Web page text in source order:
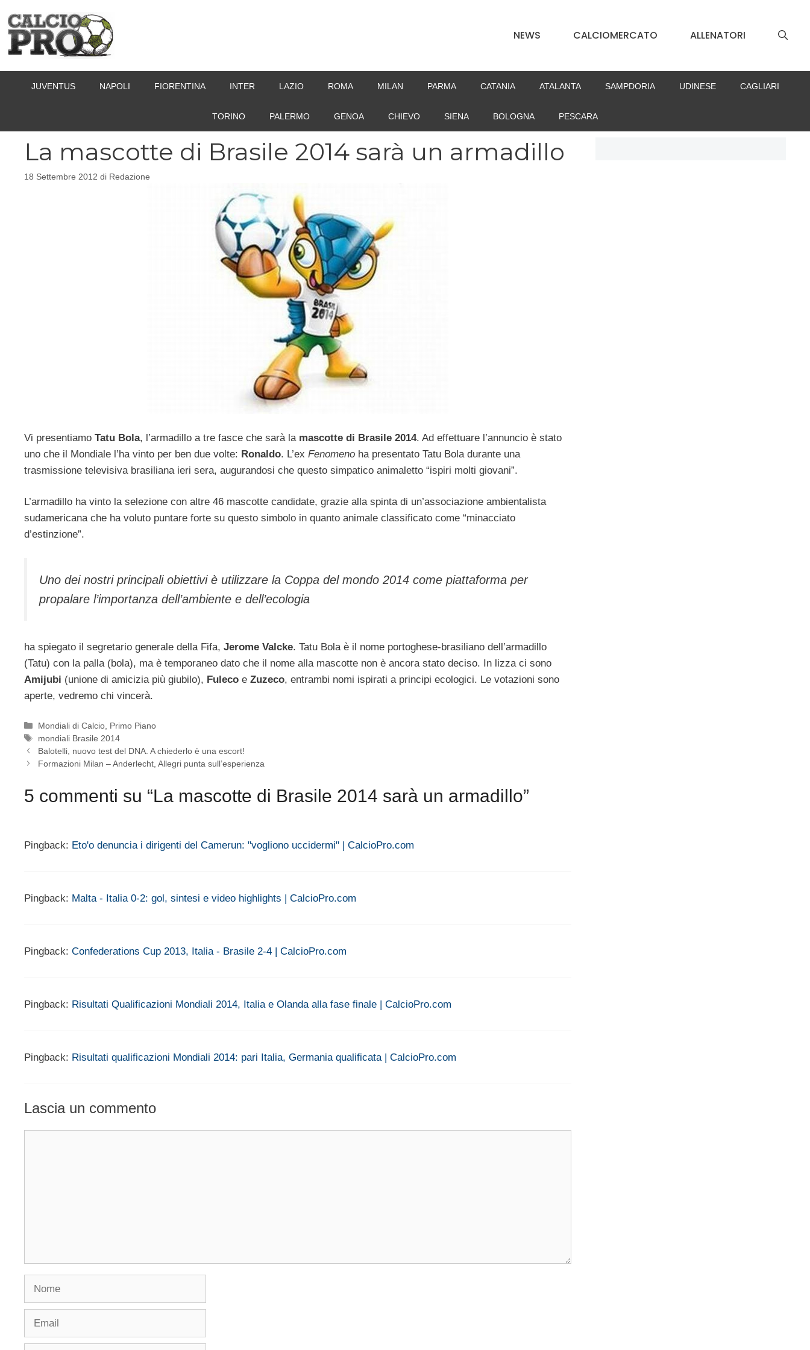
contenuto
NEWS CALCIOMERCATO ALLENATORI
JUVENTUS NAPOLI FIORENTINA INTER LAZIO ROMA MILAN PARMA CATANIA ATALANTA SAMPDORIA UDINESE CAGLIARI
TORINO PALERMO GENOA CHIEVO SIENA BOLOGNA PESCARA
La mascotte di Brasile 2014 sarà un armadillo
18 Settembre 2012 di Redazione
Vi presentiamo Tatu Bola, l’armadillo a tre fasce che sarà la mascotte di Brasile 2014. Ad effettuare l’annuncio è stato
uno che il Mondiale l’ha vinto per ben due volte: Ronaldo. L’ex Fenomeno ha presentato Tatu Bola durante una
trasmissione televisiva brasiliana ieri sera, augurandosi che questo simpatico animaletto “ispiri molti giovani”.
L’armadillo ha vinto la selezione con altre 46 mascotte candidate, grazie alla spinta di un’associazione ambientalista
sudamericana che ha voluto puntare forte su questo simbolo in quanto animale classificato come “minacciato
d’estinzione”.
Uno dei nostri principali obiettivi è utilizzare la Coppa del mondo 2014 come piattaforma per
propalare l’importanza dell’ambiente e dell’ecologia
ha spiegato il segretario generale della Fifa, Jerome Valcke. Tatu Bola è il nome portoghese-brasiliano dell’armadillo
(Tatu) con la palla (bola), ma è temporaneo dato che il nome alla mascotte non è ancora stato deciso. In lizza ci sono
Amijubi (unione di amicizia più giubilo), Fuleco e Zuzeco, entrambi nomi ispirati a principi ecologici. Le votazioni sono
aperte, vedremo chi vincerà.
Categorie
Mondiali di Calcio Primo Piano
Tag
mondiali Brasile 2014
Balotelli, nuovo test del DNA. A chiederlo è una escort!
Formazioni Milan – Anderlecht, Allegri punta sull’esperienza
5 commenti su “La mascotte di Brasile 2014 sarà un armadillo”
Pingback: Eto'o denuncia i dirigenti del Camerun: "vogliono uccidermi" | CalcioPro.com
Pingback: Malta - Italia 0-2: gol, sintesi e video highlights | CalcioPro.com
Pingback: Confederations Cup 2013, Italia - Brasile 2-4 | CalcioPro.com
Pingback: Risultati Qualificazioni Mondiali 2014, Italia e Olanda alla fase finale | CalcioPro.com
Pingback: Risultati qualificazioni Mondiali 2014: pari Italia, Germania qualificata | CalcioPro.com
Lascia un commento
Nome
Email